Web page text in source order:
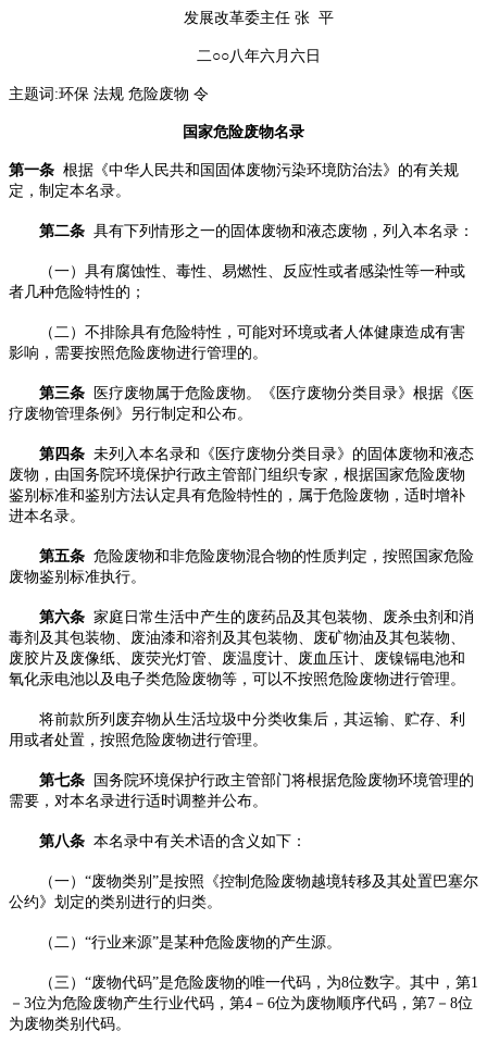
发展改革委主任 张 平
二○○八年六月六日
主题词:环保 法规 危险废物 令
国家危险废物名录
第一条 根据《中华人民共和国固体废物污染环境防治法》的有关规
定，制定本名录。
第二条 具有下列情形之一的固体废物和液态废物，列入本名录：
（一）具有腐蚀性、毒性、易燃性、反应性或者感染性等一种或
者几种危险特性的；
（二）不排除具有危险特性，可能对环境或者人体健康造成有害
影响，需要按照危险废物进行管理的。
第三条 医疗废物属于危险废物。《医疗废物分类目录》根据《医
疗废物管理条例》另行制定和公布。
第四条 未列入本名录和《医疗废物分类目录》的固体废物和液态
废物，由国务院环境保护行政主管部门组织专家，根据国家危险废物
鉴别标准和鉴别方法认定具有危险特性的，属于危险废物，适时增补
进本名录。
第五条 危险废物和非危险废物混合物的性质判定，按照国家危险
废物鉴别标准执行。
第六条 家庭日常生活中产生的废药品及其包装物、废杀虫剂和消
毒剂及其包装物、废油漆和溶剂及其包装物、废矿物油及其包装物、
废胶片及废像纸、废荧光灯管、废温度计、废血压计、废镍镉电池和
氧化汞电池以及电子类危险废物等，可以不按照危险废物进行管理。
将前款所列废弃物从生活垃圾中分类收集后，其运输、贮存、利
用或者处置，按照危险废物进行管理。
第七条 国务院环境保护行政主管部门将根据危险废物环境管理的
需要，对本名录进行适时调整并公布。
第八条 本名录中有关术语的含义如下：
（一）“废物类别”是按照《控制危险废物越境转移及其处置巴塞尔
公约》划定的类别进行的归类。
（二）“行业来源”是某种危险废物的产生源。
（三）“废物代码”是危险废物的唯一代码，为8位数字。其中，第1
－3位为危险废物产生行业代码，第4－6位为废物顺序代码，第7－8位
为废物类别代码。